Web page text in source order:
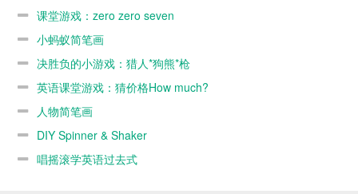
课堂游戏：zero zero seven
小蚂蚁简笔画
决胜负的小游戏：猎人*狗熊*枪
英语课堂游戏：猜价格How much?
人物简笔画
DIY Spinner & Shaker
唱摇滚学英语过去式